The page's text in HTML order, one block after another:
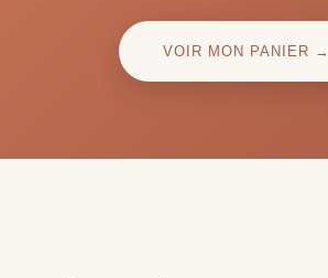
VOIR MON PANIER →